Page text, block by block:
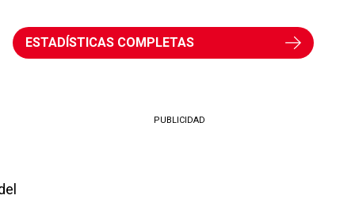
ESTADÍSTICAS COMPLETAS
PUBLICIDAD